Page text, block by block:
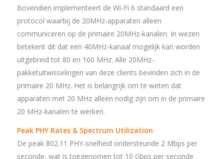
Bovendien implementeert de Wi-Fi 6 standaard een
protocol waarbij de 20MHz-apparaten alleen
communiceren op de primaire 20MHz-kanalen. In wezen
betekent dit dat een 40MHz-kanaal mogelijk kan worden
uitgebreid tot 80 en 160 MHz. Alle 20MHz-
pakketuitwisselingen van deze clients bevinden zich in de
primaire 20 MHz. Het is belangrijk om te weten dat
apparaten met 20 MHz alleen nodig zijn om in de primaire
20 MHz-kanalen te werken.
Peak PHY Rates & Spectrum Utilization
De peak 802.11 PHY-snelheid ondersteunde 2 Mbps per
seconde, wat is toegenomen tot 10 Gbps per seconde